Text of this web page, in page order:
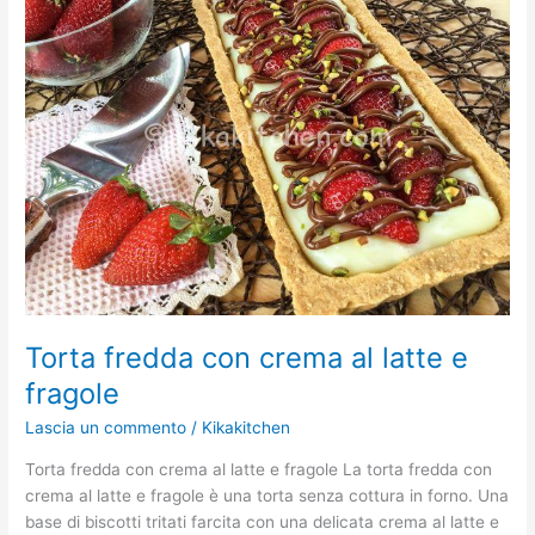
Torta fredda con crema al latte e
fragole
Lascia un commento / Kikakitchen
Torta fredda con crema al latte e fragole La torta fredda con
crema al latte e fragole è una torta senza cottura in forno. Una
base di biscotti tritati farcita con una delicata crema al latte e
con
crema
al
latte
e
fragole